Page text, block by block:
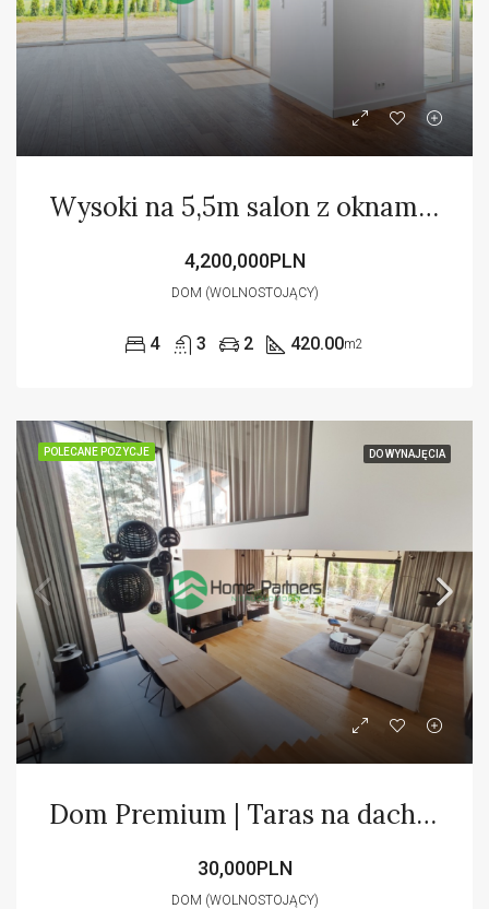
Wysoki na 5,5m salon z oknami do sufitu
4,200,000PLN
DOM (WOLNOSTOJĄCY)
4 3 2 420.00m2
POLECANE POZYCJE DO WYNAJĘCIA
Dom Premium | Taras na dachu | Nowoczesny
30,000PLN
DOM (WOLNOSTOJĄCY)